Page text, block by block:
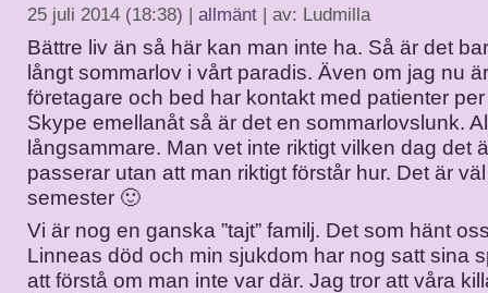
25 juli 2014 (18:38) | allmänt | av: Ludmilla
Bättre liv än så här kan man inte ha. Så är det
långt sommarlov i vårt paradis. Även om jag nu
företagare och bed har kontakt med patienter
Skype emellanåt så är det en sommarlovslunk.
långsammare. Man vet inte riktigt vilken dag det
passerar utan att man riktigt förstår hur. Det är
semester 🙂
Vi är nog en ganska ”tajt” familj. Det som hänt
Linneas död och min sjukdom har nog satt sina
att förstå om man inte var där. Jag tror att våra